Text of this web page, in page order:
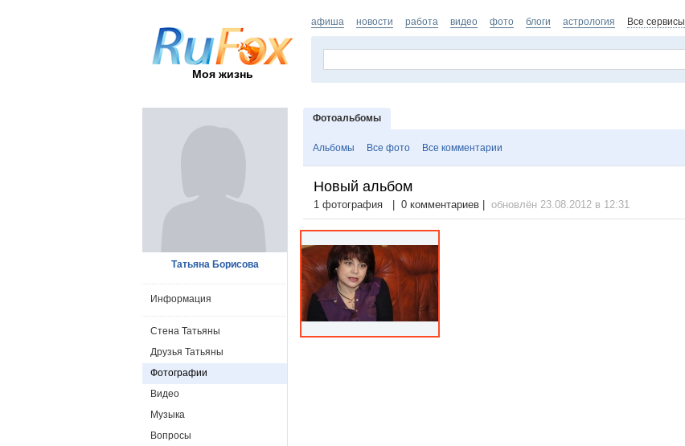
Моя жизнь
афиша новости работа видео фото блоги астрология Все сервисы
Фотоальбомы
Альбомы Все фото Все комментарии
Новый альбом
1 фотография | 0 комментариев | обновлён 23.08.2012 в 12:31
Татьяна Борисова
Информация
Стена Татьяны
Друзья Татьяны
Фотографии
Видео
Музыка
Вопросы